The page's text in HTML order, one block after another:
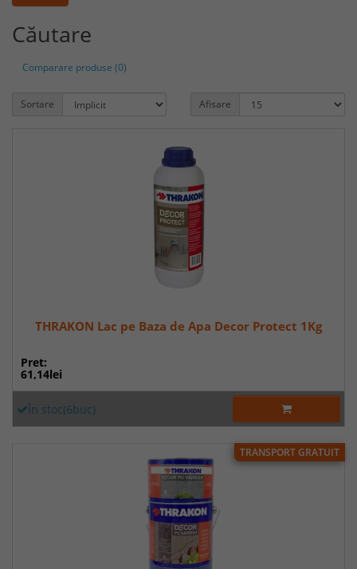
Căutare
Comparare produse (0)
Sortare Afisare
THRAKON Lac pe Baza de Apa Decor Protect 1Kg
Pret:
61,14lei
În stoc(6buc)
TRANSPORT GRATUIT